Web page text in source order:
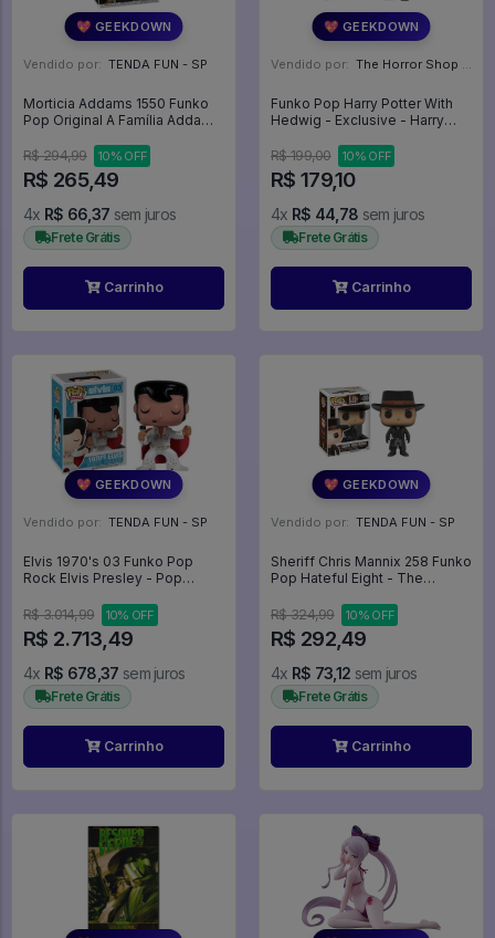
💖 GEEKDOWN
Vendido por: TENDA FUN - SP
Morticia Addams 1550 Funko
Pop Original A Família Addams
#1550 - Funko Pop - #1550 -
FUNKO POP #1550
R$ 294,99 10% OFF
R$ 265,49
4x R$ 66,37 sem juros
Frete Grátis
Carrinho
💖 GEEKDOWN
Vendido por: The Horror Shop - Colecionáveis - MG
Funko Pop Harry Potter With
Hedwig - Exclusive - Harry
R$ 199,00
10% OFF
R$ 179,10
4x R$ 44,78 sem juros
Frete Grátis
Carrinho
💖 GEEKDOWN
Vendido por: TENDA FUN - SP
Elvis 1970's 03 Funko Pop
Rock Elvis Presley - Pop
Funko Pop - #3 - FUNKO POP
#3
R$ 3.014,99 10% OFF
R$ 2.713,49
4x R$ 678,37 sem juros
Frete Grátis
Carrinho
💖 GEEKDOWN
Vendido por: TENDA FUN - SP
Sheriff Chris Mannix 258 Funko
Pop Hateful Eight - The
Pop - #258 - FUNKO POP
#258
R$ 324,99 10% OFF
R$ 292,49
4x R$ 73,12 sem juros
Frete Grátis
Carrinho